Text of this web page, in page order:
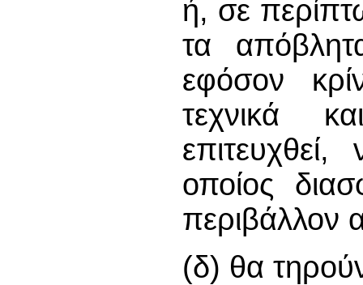
ή, σε
τα
εφόσον
τεχνικά
οποίος
περιβάλλον
(δ) θα